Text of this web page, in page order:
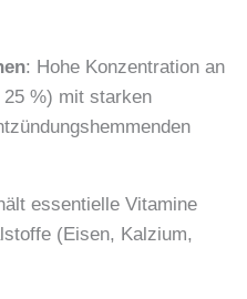
: Hohe Konzentration an
%) mit starken
essentielle Vitamine
(Eisen, Kalzium,